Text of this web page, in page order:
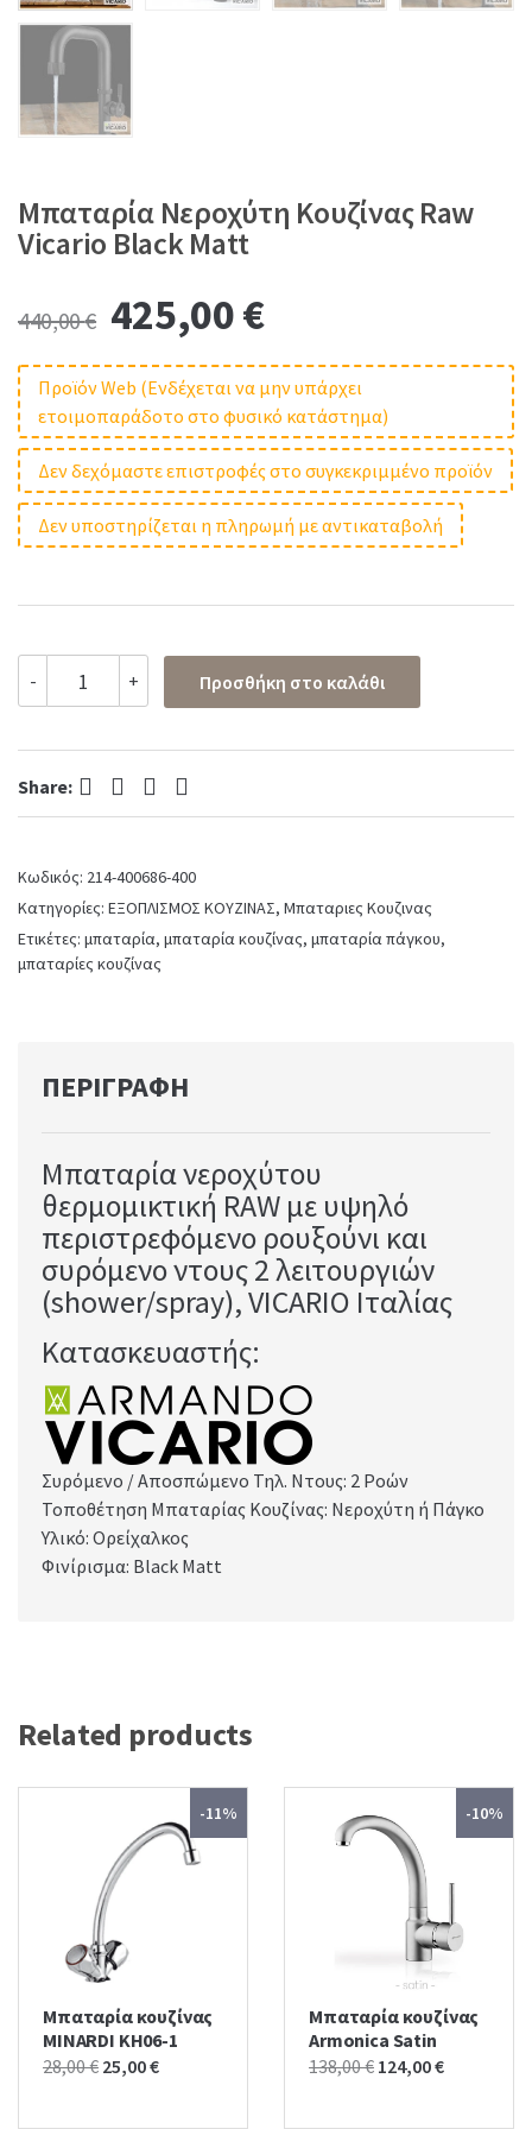
Μπαταρία Νεροχύτη Κουζίνας Raw
Vicario Black Matt
440,00€ Original
price
was:
440,00 €.
425,00€Current
price
is:
425,00 €.
Προϊόν Web (Ενδέχεται να μην υπάρχει
ετοιμοπαράδοτο στο φυσικό κατάστημα)
Δεν δεχόμαστε επιστροφές στο συγκεκριμμένο προϊόν
Δεν υποστηρίζεται η πληρωμή με αντικαταβολή
-
Νεροχύτη
Κουζίνας
Black
+ Προσθήκη στο καλάθι
Share: Facebook Twitter Pinterest LinkedIn
Κωδικός: 214-400686-400
Κατηγορίες: ΕΞΟΠΛΙΣΜΟΣ ΚΟΥΖΙΝΑΣ, Μπαταριες Κουζινας
Ετικέτες: μπαταρία, μπαταρία κουζίνας, μπαταρία πάγκου,
μπαταρίες κουζίνας
ΠΕΡΙΓΡΑΦΉ
Μπαταρία νεροχύτου
θερμομικτική RAW με υψηλό
περιστρεφόμενο ρουξούνι και
συρόμενο ντους 2 λειτουργιών
(shower/spray), VICARIO Ιταλίας
Κατασκευαστής:
Συρόμενο / Αποσπώμενο Τηλ. Ντους: 2 Ροών
Τοποθέτηση Μπαταρίας Κουζίνας: Νεροχύτη ή Πάγκο
Υλικό: Ορείχαλκος
Φινίρισμα: Black Matt
Related products
-11%
Μπαταρία κουζίνας
MINARDI KH06-1
28,00€ Original
was:
25,00€Current
is:
-10%
Μπαταρία κουζίνας
Armonica Satin
138,00€ Original
was:
124,00€Current
is: